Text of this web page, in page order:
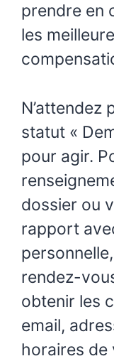
prendre en
les
N’attendez
statut «
pour agir.
dossier ou
rapport
rendez-
obtenir les
email,
horaires de